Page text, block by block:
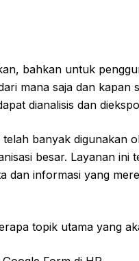
bahkan untuk
mana saja dan kapan
dianalisis dan
banyak digunakan
besar. Layanan
dan informasi yang
topik utama yang